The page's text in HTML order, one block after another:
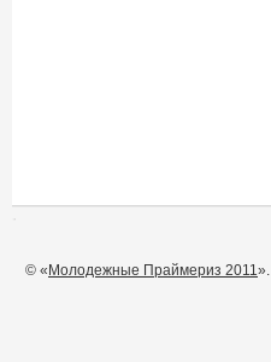
© « Молодежные Праймериз 2011».